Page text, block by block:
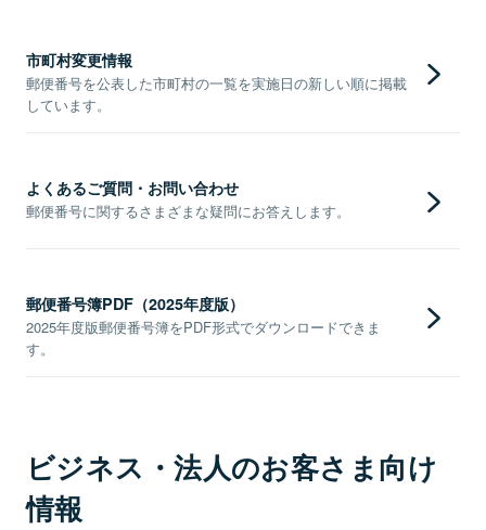
市町村変更情報
郵便番号を公表した市町村の一覧を実施日の新しい順に掲載
しています。
よくあるご質問・お問い合わせ
郵便番号に関するさまざまな疑問にお答えします。
郵便番号簿PDF（2025年度版）
2025年度版郵便番号簿をPDF形式でダウンロードできま
す。
ビジネス・法人のお客さま向け
情報